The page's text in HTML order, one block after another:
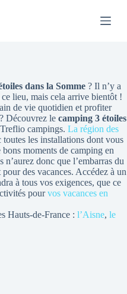
dans la Somme? Il n’y a
ce lieu, mais cela arrive bientôt !
de vie quotidien et profiter
Découvrez le camping 3 étoiles
campings. La région des
toutes les installations dont vous
moments de camping en
donc que l’embarras du
des vacances. Accédez à un
à tous vos exigences, que ce
pourvos vacances en
Hauts-de-France : l’Aisne, le